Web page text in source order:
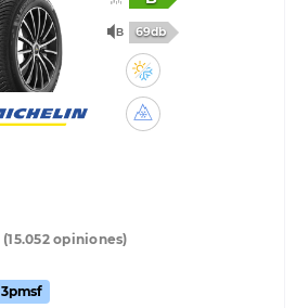
69db
(15.052 opiniones)
3pmsf